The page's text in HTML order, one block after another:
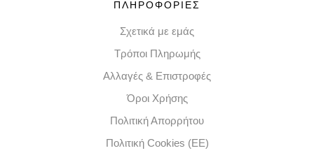
ΠΛΗΡΟΦΟΡΙΕΣ
Σχετικά με εμάς
Τρόποι Πληρωμής
Αλλαγές & Επιστροφές
Όροι Χρήσης
Πολιτική Απορρήτου
Πολιτική Cookies (EE)